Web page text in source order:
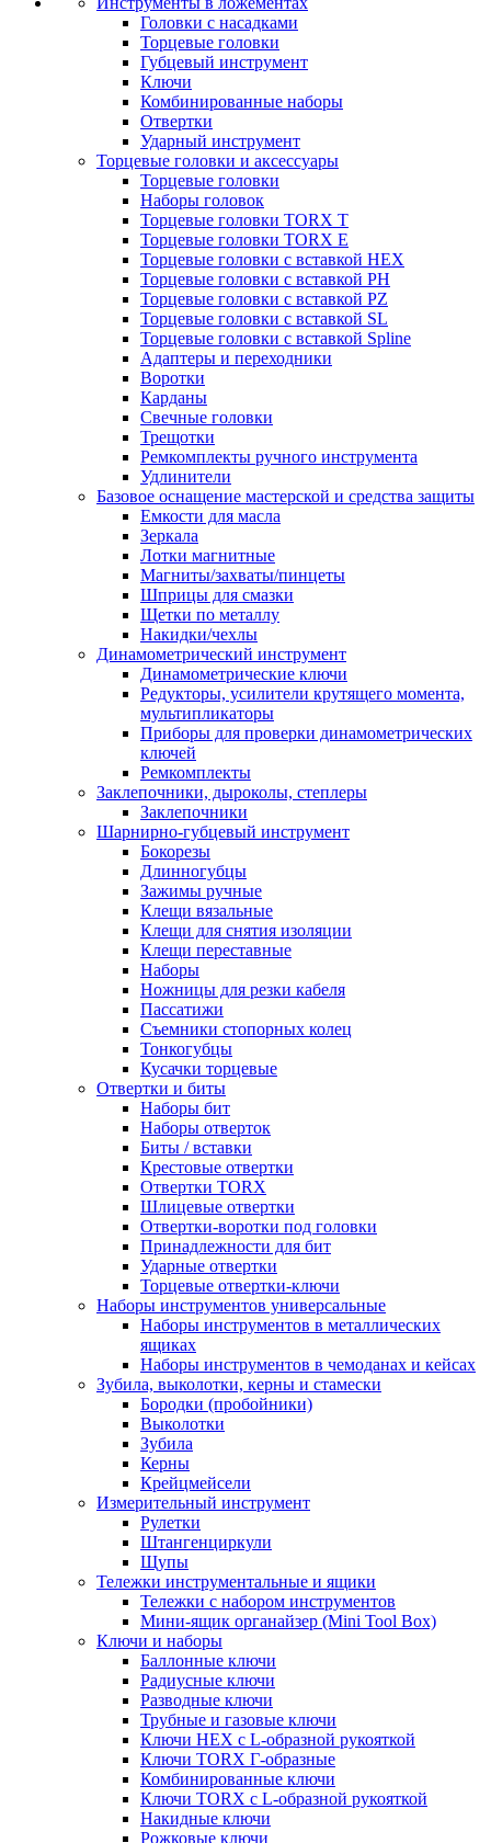
Головки с насадками
Торцевые головки
Губцевый инструмент
Ключи
Комбинированные наборы
Отвертки
Ударный инструмент
Торцевые головки и аксессуары
Торцевые головки
Наборы головок
Торцевые головки TORX T
Торцевые головки TORX Е
Торцевые головки с вставкой HEX
Торцевые головки с вставкой PH
Торцевые головки с вставкой PZ
Торцевые головки с вставкой SL
Торцевые головки с вставкой Spline
Адаптеры и переходники
Воротки
Карданы
Свечные головки
Трещотки
Ремкомплекты ручного инструмента
Удлинители
Базовое оснащение мастерской и средства защиты
Емкости для масла
Зеркала
Лотки магнитные
Магниты/захваты/пинцеты
Шприцы для смазки
Щетки по металлу
Накидки/чехлы
Динамометрический инструмент
Динамометрические ключи
Редукторы, усилители крутящего момента,
мультипликаторы
Приборы для проверки динамометрических
ключей
Ремкомплекты
Заклепочники, дыроколы, степлеры
Заклепочники
Шарнирно-губцевый инструмент
Бокорезы
Длинногубцы
Зажимы ручные
Клещи вязальные
Клещи для снятия изоляции
Клещи переставные
Наборы
Ножницы для резки кабеля
Пассатижи
Съемники стопорных колец
Тонкогубцы
Кусачки торцевые
Отвертки и биты
Наборы бит
Наборы отверток
Биты / вставки
Крестовые отвертки
Отвертки TORX
Шлицевые отвертки
Отвертки-воротки под головки
Принадлежности для бит
Ударные отвертки
Торцевые отвертки-ключи
Наборы инструментов универсальные
Наборы инструментов в металлических
ящиках
Наборы инструментов в чемоданах и кейсах
Зубила, выколотки, керны и стамески
Бородки (пробойники)
Выколотки
Зубила
Керны
Крейцмейсели
Измерительный инструмент
Рулетки
Штангенциркули
Щупы
Тележки инструментальные и ящики
Тележки с набором инструментов
Мини-ящик органайзер (Mini Tool Box)
Ключи и наборы
Баллонные ключи
Радиусные ключи
Разводные ключи
Трубные и газовые ключи
Ключи HEX с L-образной рукояткой
Ключи TORX Г-образные
Комбинированные ключи
Ключи TORX с L-образной рукояткой
Накидные ключи
Рожковые ключи